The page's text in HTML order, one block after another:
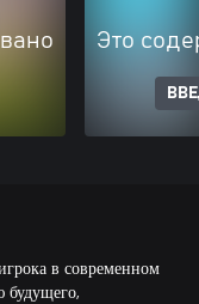
Это
в современном
будущего,